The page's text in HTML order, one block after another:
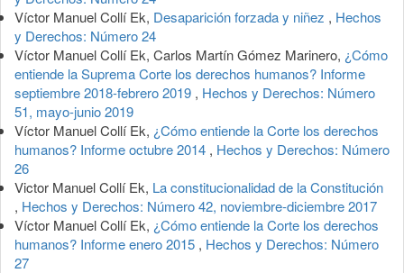
Víctor Manuel Collí Ek, Desaparición forzada y niñez , Hechos
y Derechos: Número 24
Víctor Manuel Collí Ek, Carlos Martín Gómez Marinero, ¿Cómo
entiende la Suprema Corte los derechos humanos? Informe
septiembre 2018-febrero 2019 , Hechos y Derechos: Número
51, mayo-junio 2019
Víctor Manuel Collí Ek, ¿Cómo entiende la Corte los derechos
humanos? Informe octubre 2014 , Hechos y Derechos: Número
26
Victor Manuel Collí Ek, La constitucionalidad de la Constitución
, Hechos y Derechos: Número 42, noviembre-diciembre 2017
Víctor Manuel Collí Ek, ¿Cómo entiende la Corte los derechos
humanos? Informe enero 2015 , Hechos y Derechos: Número
27